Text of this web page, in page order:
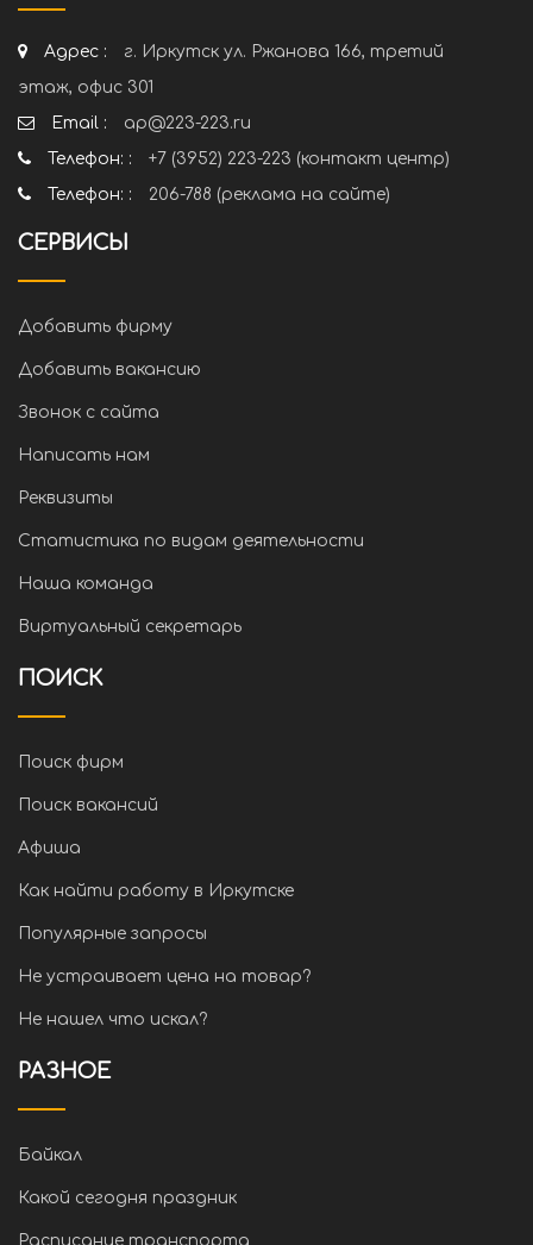
Адрес :
г. Иркутск ул. Ржанова 166, третий
этаж, офис 301
Email :
ap@223-223.ru
Телефон: :
+7 (3952) 223-223 (контакт центр)
Телефон: :
206-788 (реклама на сайте)
СЕРВИСЫ
Добавить фирму
Добавить вакансию
Звонок с сайта
Написать нам
Реквизиты
Статистика по видам деятельности
Наша команда
Виртуальный секретарь
ПОИСК
Поиск фирм
Поиск вакансий
Афиша
Как найти работу в Иркутске
Популярные запросы
Не устраивает цена на товар?
Не нашел что искал?
РАЗНОЕ
Байкал
Какой сегодня праздник
Расписание транспорта